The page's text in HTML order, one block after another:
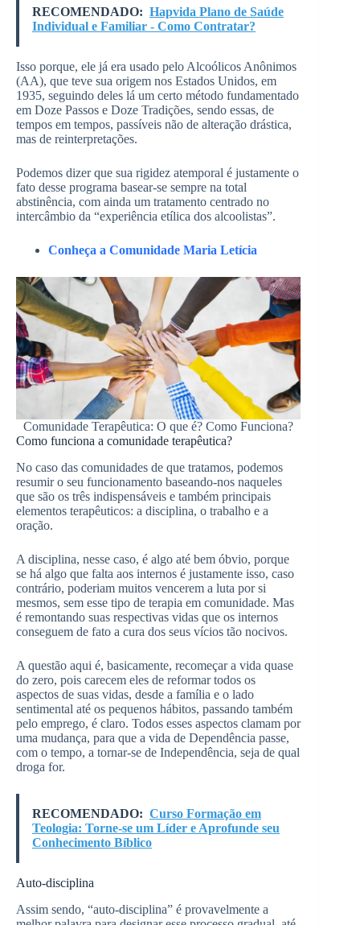
RECOMENDADO: Hapvida Plano de Saúde
Individual e Familiar - Como Contratar?
Isso porque, ele já era usado pelo Alcoólicos Anônimos
(AA), que teve sua origem nos Estados Unidos, em
1935, seguindo deles lá um certo método fundamentado
em Doze Passos e Doze Tradições, sendo essas, de
tempos em tempos, passíveis não de alteração drástica,
mas de reinterpretações.
Podemos dizer que sua rigidez atemporal é justamente o
fato desse programa basear-se sempre na total
abstinência, com ainda um tratamento centrado no
intercâmbio da “experiência etílica dos alcoolistas”.
Conheça a Comunidade Maria Letícia
Comunidade Terapêutica: O que é? Como Funciona?
Como funciona a comunidade terapêutica?
No caso das comunidades de que tratamos, podemos
resumir o seu funcionamento baseando-nos naqueles
que são os três indispensáveis e também principais
elementos terapêuticos: a disciplina, o trabalho e a
oração.
A disciplina, nesse caso, é algo até bem óbvio, porque
se há algo que falta aos internos é justamente isso, caso
contrário, poderiam muitos vencerem a luta por si
mesmos, sem esse tipo de terapia em comunidade. Mas
é remontando suas respectivas vidas que os internos
conseguem de fato a cura dos seus vícios tão nocivos.
A questão aqui é, basicamente, recomeçar a vida quase
do zero, pois carecem eles de reformar todos os
aspectos de suas vidas, desde a família e o lado
sentimental até os pequenos hábitos, passando também
pelo emprego, é claro. Todos esses aspectos clamam por
uma mudança, para que a vida de Dependência passe,
com o tempo, a tornar-se de Independência, seja de qual
droga for.
RECOMENDADO: Curso Formação em
Teologia: Torne-se um Líder e Aprofunde seu
Conhecimento Bíblico
Auto-disciplina
Assim sendo, “auto-disciplina” é provavelmente a